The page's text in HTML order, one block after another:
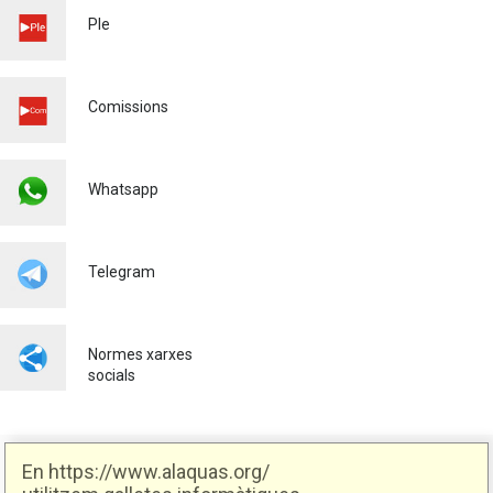
En https://www.alaquas.org/
Ple
Comissions
Whatsapp
Telegram
Normes xarxes
socials